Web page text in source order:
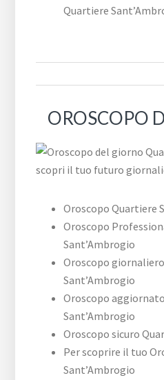
Quartiere
OROSCOPO
Oroscopo Quartiere
Oroscopo
Sant’Ambrogio
Oroscopo
Sant’Ambrogio
Oroscopo
Sant’Ambrogio
Oroscopo sicuro
Per scoprire il tuo
Sant’Ambrogio